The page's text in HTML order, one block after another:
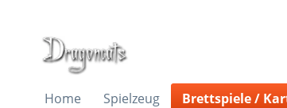
Home Spielzeug Brettspiele /